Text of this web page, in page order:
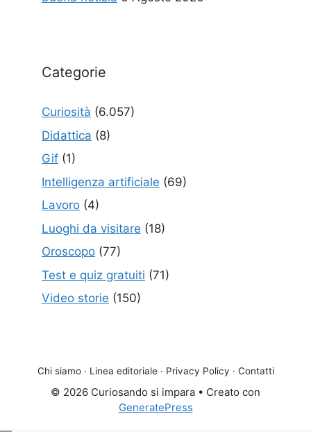
Categorie
Curiosità (6.057)
Didattica (8)
Gif (1)
Intelligenza artificiale (69)
Lavoro (4)
Luoghi da visitare (18)
Oroscopo (77)
Test e quiz gratuiti (71)
Video storie (150)
Chi siamo · Linea editoriale · Privacy Policy · Contatti
© 2026 Curiosando si impara • Creato con
GeneratePress